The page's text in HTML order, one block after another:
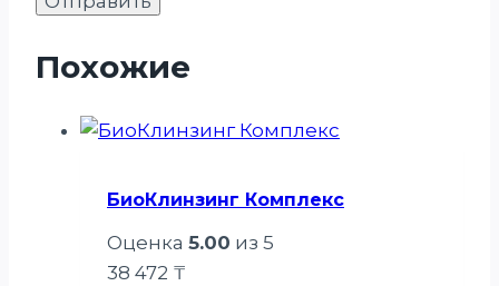
Похожие
БиоКлинзинг Комплекс
Оценка 5.00 из 5
38 472 ₸